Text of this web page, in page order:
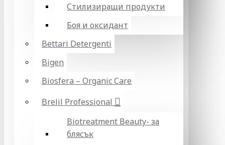
Стилизиращи продукти
Боя и оксидант
Bettari Detergenti
Bigen
Biosfera – Organic Care
Brelil Professional
Biotreatment Beauty- за
блясък